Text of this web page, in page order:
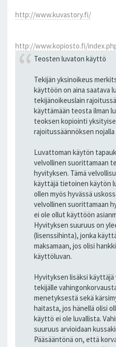
http://www.kuvastory.fi/
http://www.kopiosto.fi/
Teosten luvaton käyttö
Tekijän yksinoikeus
käyttöön on aina saatava
tekijänoikeuslain
käyttämään teosta ilman
teoksen kopiointi
rajoitussäännöksen
Luvattoman käytön
velvollinen suorittamaan
hyvityksen. Tämä
käyttäjä tietoinen käytön
ollen myös hyvässä
velvollinen suorittamaan
ei ole ollut käyttöön
Hyvityksen suuruus on
(lisenssihinta), jonka
maksamaan, jos olisi
käyttöluvan.
Hyvityksen lisäksi
tekijälle
menetyksestä sekä
haitasta, jos hänellä olisi
käyttö ei ole luvallista.
suuruus arvioidaan
Pääsääntönä on, että